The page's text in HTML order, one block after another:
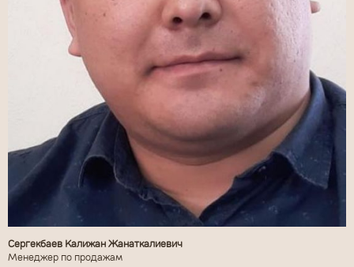
Сергекбаев Калижан Жанаткалиевич
Менеджер по продажам